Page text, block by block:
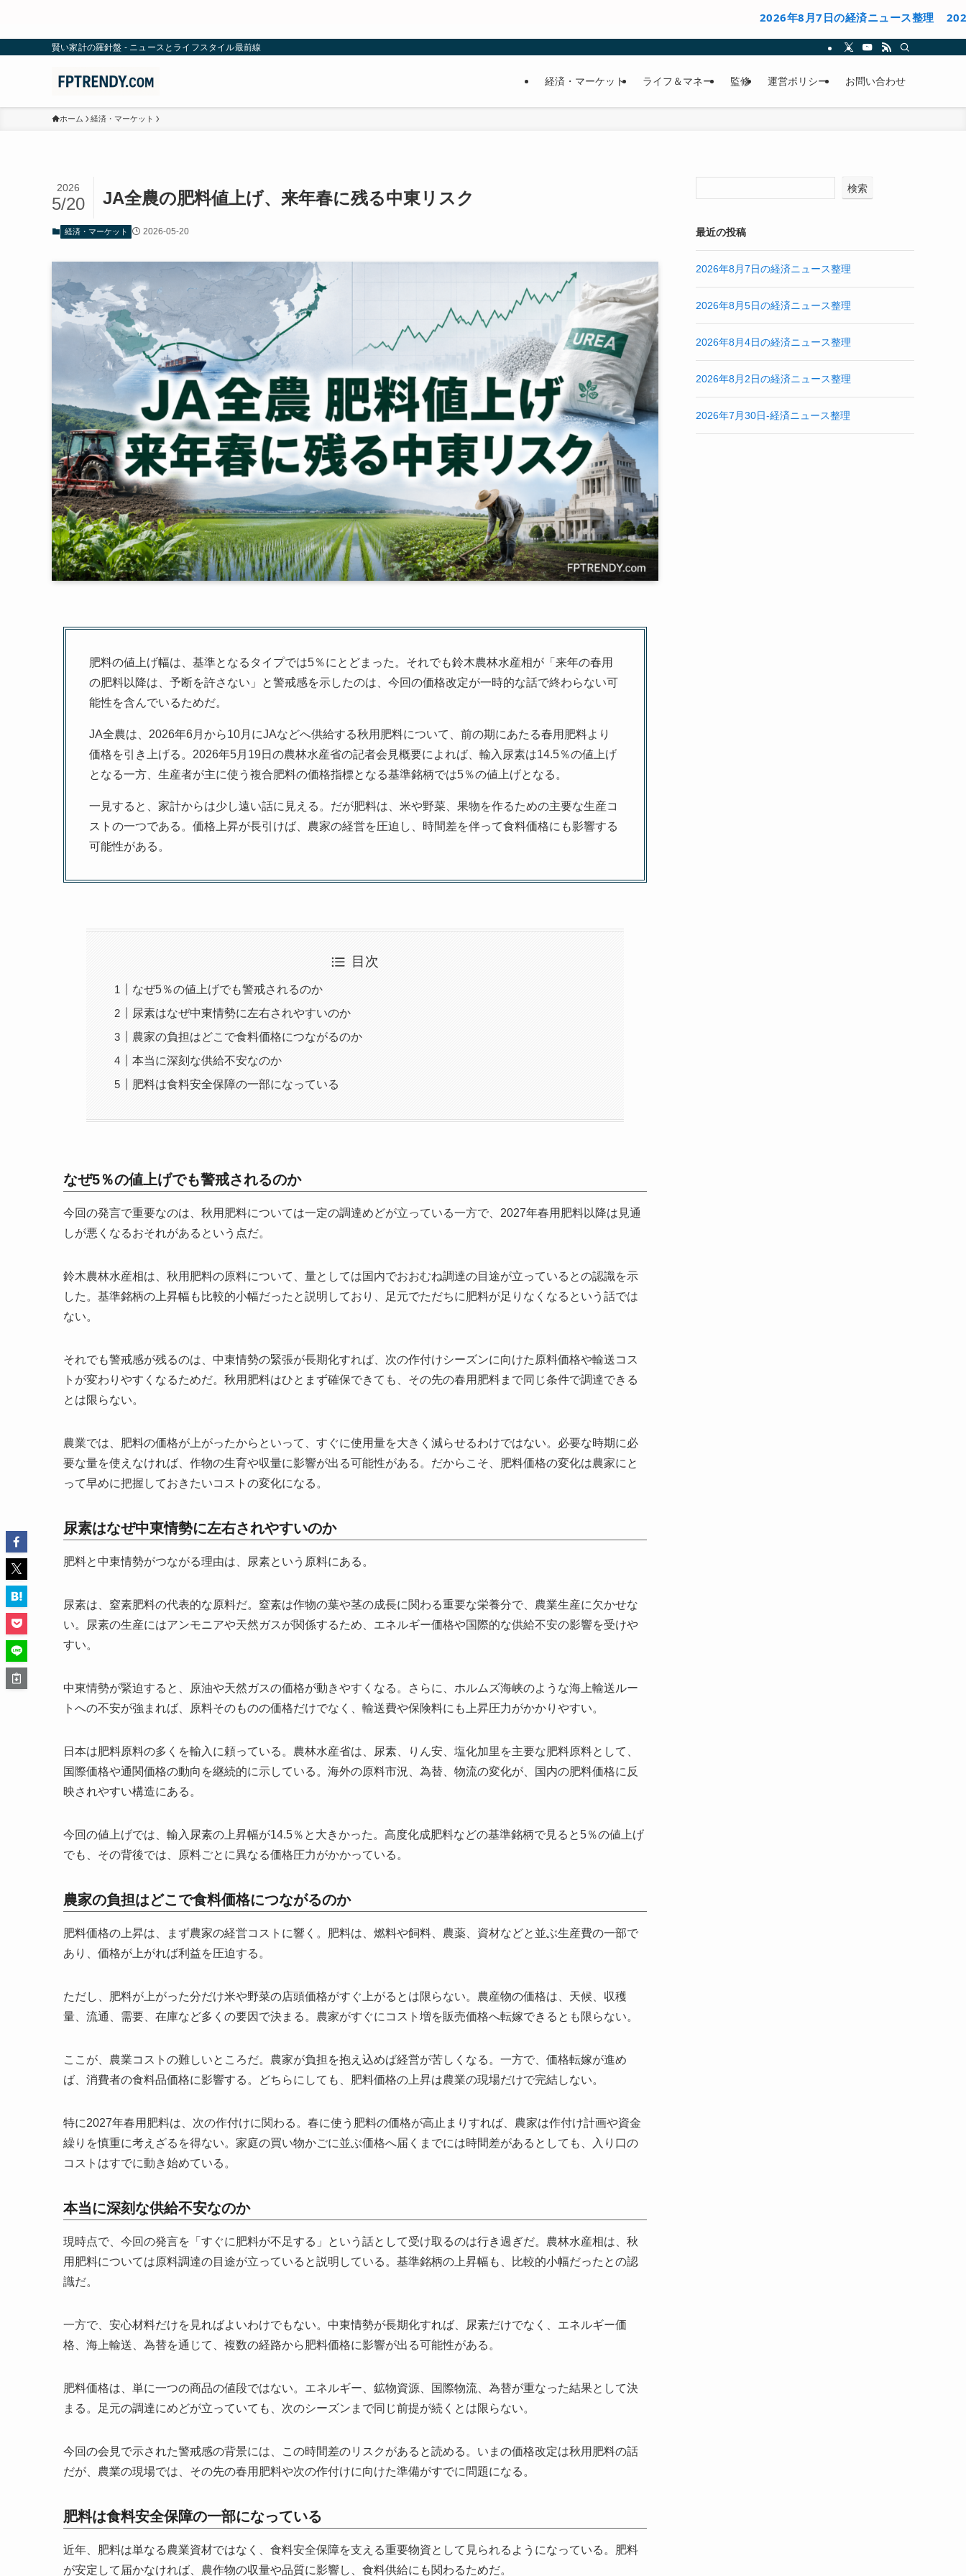
2026年8月7日の経済ニュース整理 2026年8月5
賢い家計の羅針盤 - ニュースとライフスタイル最前線
経済・マーケット ライフ＆マネー 監修 運営ポリシー お問い合わせ
ホーム 経済・マーケット
JA全農の肥料値上げ、来年春に残る中東リスク
2026
5/20
経済・マーケット 2026-05-20
肥料の値上げ幅は、基準となるタイプでは5％にとどまった。それでも鈴木農林水産相が「来年の春用
の肥料以降は、予断を許さない」と警戒感を示したのは、今回の価格改定が一時的な話で終わらない可
能性を含んでいるためだ。
JA全農は、2026年6月から10月にJAなどへ供給する秋用肥料について、前の期にあたる春用肥料より
価格を引き上げる。2026年5月19日の農林水産省の記者会見概要によれば、輸入尿素は14.5％の値上げ
となる一方、生産者が主に使う複合肥料の価格指標となる基準銘柄では5％の値上げとなる。
一見すると、家計からは少し遠い話に見える。だが肥料は、米や野菜、果物を作るための主要な生産コ
ストの一つである。価格上昇が長引けば、農家の経営を圧迫し、時間差を伴って食料価格にも影響する
可能性がある。
目次
なぜ5％の値上げでも警戒されるのか
尿素はなぜ中東情勢に左右されやすいのか
農家の負担はどこで食料価格につながるのか
本当に深刻な供給不安なのか
肥料は食料安全保障の一部になっている
なぜ5％の値上げでも警戒されるのか
今回の発言で重要なのは、秋用肥料については一定の調達めどが立っている一方で、2027年春用肥料以降は見通
しが悪くなるおそれがあるという点だ。
鈴木農林水産相は、秋用肥料の原料について、量としては国内でおおむね調達の目途が立っているとの認識を示
した。基準銘柄の上昇幅も比較的小幅だったと説明しており、足元でただちに肥料が足りなくなるという話では
ない。
それでも警戒感が残るのは、中東情勢の緊張が長期化すれば、次の作付けシーズンに向けた原料価格や輸送コス
トが変わりやすくなるためだ。秋用肥料はひとまず確保できても、その先の春用肥料まで同じ条件で調達できる
とは限らない。
農業では、肥料の価格が上がったからといって、すぐに使用量を大きく減らせるわけではない。必要な時期に必
要な量を使えなければ、作物の生育や収量に影響が出る可能性がある。だからこそ、肥料価格の変化は農家にと
って早めに把握しておきたいコストの変化になる。
尿素はなぜ中東情勢に左右されやすいのか
肥料と中東情勢がつながる理由は、尿素という原料にある。
尿素は、窒素肥料の代表的な原料だ。窒素は作物の葉や茎の成長に関わる重要な栄養分で、農業生産に欠かせな
い。尿素の生産にはアンモニアや天然ガスが関係するため、エネルギー価格や国際的な供給不安の影響を受けや
すい。
中東情勢が緊迫すると、原油や天然ガスの価格が動きやすくなる。さらに、ホルムズ海峡のような海上輸送ルー
トへの不安が強まれば、原料そのものの価格だけでなく、輸送費や保険料にも上昇圧力がかかりやすい。
日本は肥料原料の多くを輸入に頼っている。農林水産省は、尿素、りん安、塩化加里を主要な肥料原料として、
国際価格や通関価格の動向を継続的に示している。海外の原料市況、為替、物流の変化が、国内の肥料価格に反
映されやすい構造にある。
今回の値上げでは、輸入尿素の上昇幅が14.5％と大きかった。高度化成肥料などの基準銘柄で見ると5％の値上げ
でも、その背後では、原料ごとに異なる価格圧力がかかっている。
農家の負担はどこで食料価格につながるのか
肥料価格の上昇は、まず農家の経営コストに響く。肥料は、燃料や飼料、農薬、資材などと並ぶ生産費の一部で
あり、価格が上がれば利益を圧迫する。
ただし、肥料が上がった分だけ米や野菜の店頭価格がすぐ上がるとは限らない。農産物の価格は、天候、収穫
量、流通、需要、在庫など多くの要因で決まる。農家がすぐにコスト増を販売価格へ転嫁できるとも限らない。
ここが、農業コストの難しいところだ。農家が負担を抱え込めば経営が苦しくなる。一方で、価格転嫁が進め
ば、消費者の食料品価格に影響する。どちらにしても、肥料価格の上昇は農業の現場だけで完結しない。
特に2027年春用肥料は、次の作付けに関わる。春に使う肥料の価格が高止まりすれば、農家は作付け計画や資金
繰りを慎重に考えざるを得ない。家庭の買い物かごに並ぶ価格へ届くまでには時間差があるとしても、入り口の
コストはすでに動き始めている。
本当に深刻な供給不安なのか
現時点で、今回の発言を「すぐに肥料が不足する」という話として受け取るのは行き過ぎだ。農林水産相は、秋
用肥料については原料調達の目途が立っていると説明している。基準銘柄の上昇幅も、比較的小幅だったとの認
識だ。
一方で、安心材料だけを見ればよいわけでもない。中東情勢が長期化すれば、尿素だけでなく、エネルギー価
格、海上輸送、為替を通じて、複数の経路から肥料価格に影響が出る可能性がある。
肥料価格は、単に一つの商品の値段ではない。エネルギー、鉱物資源、国際物流、為替が重なった結果として決
まる。足元の調達にめどが立っていても、次のシーズンまで同じ前提が続くとは限らない。
今回の会見で示された警戒感の背景には、この時間差のリスクがあると読める。いまの価格改定は秋用肥料の話
だが、農業の現場では、その先の春用肥料や次の作付けに向けた準備がすでに問題になる。
肥料は食料安全保障の一部になっている
近年、肥料は単なる農業資材ではなく、食料安全保障を支える重要物資として見られるようになっている。肥料
が安定して届かなければ、農作物の収量や品質に影響し、食料供給にも関わるためだ。
検索
最近の投稿
2026年8月7日の経済ニュース整理
2026年8月5日の経済ニュース整理
2026年8月4日の経済ニュース整理
2026年8月2日の経済ニュース整理
2026年7月30日-経済ニュース整理